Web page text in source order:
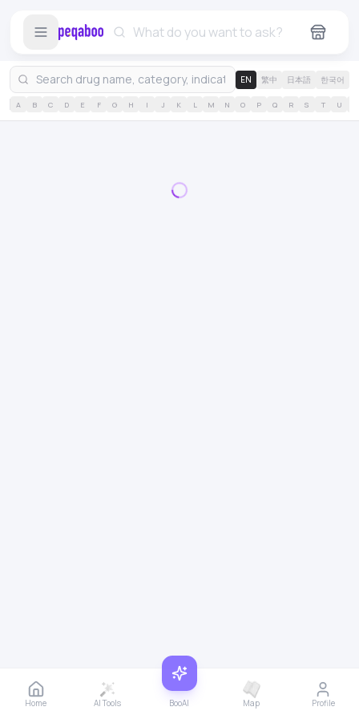
EN 繁中 日本語 한국어
A B C D E F G H I J K L M N O P Q R S T U
Home AI Tools BooAI Map Profile